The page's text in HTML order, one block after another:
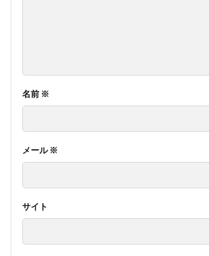
名前 ※
メール※
サイト